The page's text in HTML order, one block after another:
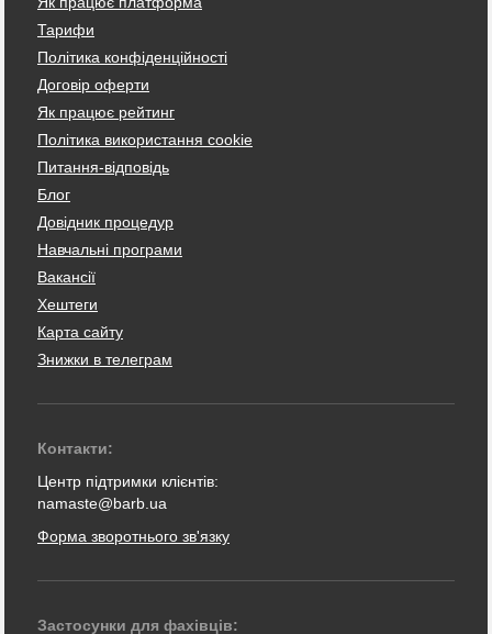
Тарифи
Політика конфіденційності
Договір оферти
Як працює рейтинг
Політика використання cookie
Питання-відповідь
Блог
Довідник процедур
Навчальні програми
Вакансії
Хештеги
Карта сайту
Знижки в телеграм
Контакти:
Центр підтримки клієнтів:
namaste@barb.ua
Форма зворотнього зв'язку
Застосунки для фахівців: